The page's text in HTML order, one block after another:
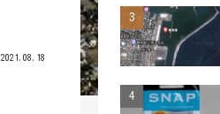
2021.08.18